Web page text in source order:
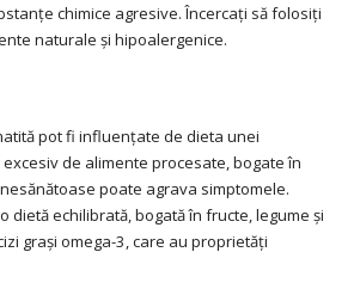
chimice agresive. Încercați să folosiți
naturale și hipoalergenice.
pot fi influențate de dieta unei
de alimente procesate, bogate în
poate agrava simptomele.
dietă echilibrată, bogată în fructe, legume și
grași omega-3, care au proprietăți